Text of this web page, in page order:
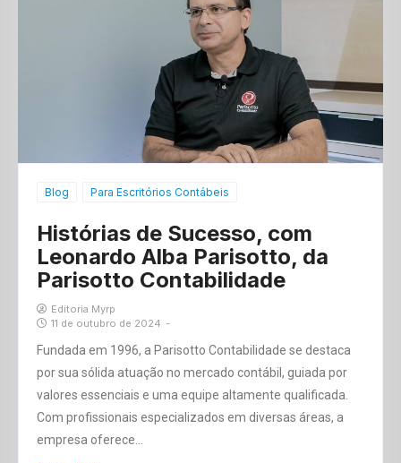
Blog Para Escritórios Contábeis
Histórias de Sucesso, com
Leonardo Alba Parisotto, da
Parisotto Contabilidade
Editoria Myrp
11 de outubro de 2024 -
Fundada em 1996, a Parisotto Contabilidade se destaca
por sua sólida atuação no mercado contábil, guiada por
valores essenciais e uma equipe altamente qualificada.
Com profissionais especializados em diversas áreas, a
empresa oferece…